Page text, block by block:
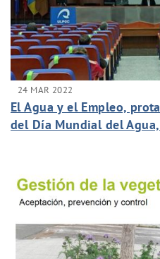
24 MAR 2022
El Agua y el Empleo,
del Día Mundial del